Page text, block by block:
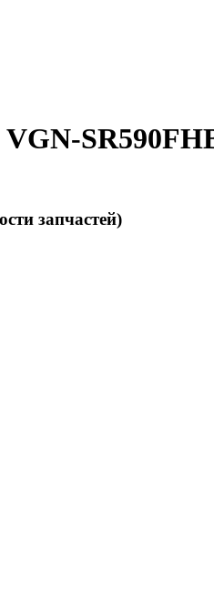
запчастей)